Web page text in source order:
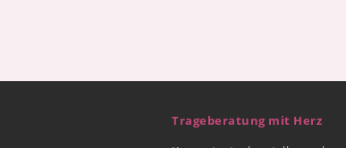
Trageberatung mit Herz